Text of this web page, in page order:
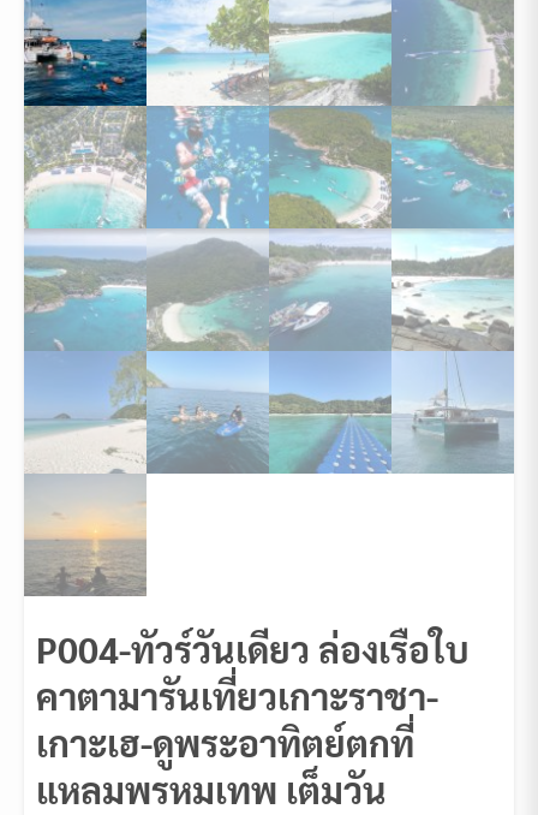
P004-ทัวร์วันเดียว ล่องเรือใบ
คาตามารันเที่ยวเกาะราชา-
เกาะเฮ-ดูพระอาทิตย์ตกที่
แหลมพรหมเทพ เต็มวัน